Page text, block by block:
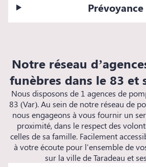
Prévoyance
Notre réseau
funèbres dans le 83 et
Nous disposons de 1 agences de
83 (Var). Au sein de notre réseau de
nous engageons à vous fournir un
proximité, dans le respect des
celles de sa famille. Facilement
à votre écoute pour l'ensemble de
sur la ville de Taradeau et